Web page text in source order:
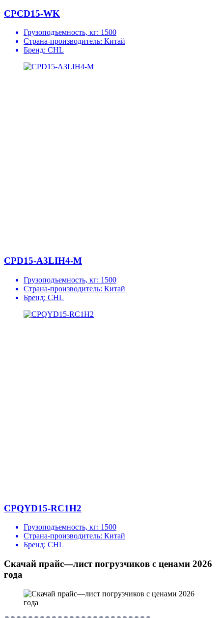
CPCD15-WK
Грузоподъемность, кг: 1500
Страна-производитель: Китай
Бренд: CHL
CPD15-A3LIH4-M
Грузоподъемность, кг: 1500
Страна-производитель: Китай
Бренд: CHL
CPQYD15-RC1H2
Грузоподъемность, кг: 1500
Страна-производитель: Китай
Бренд: CHL
Скачай прайс—лист погрузчиков с ценами 2026
года